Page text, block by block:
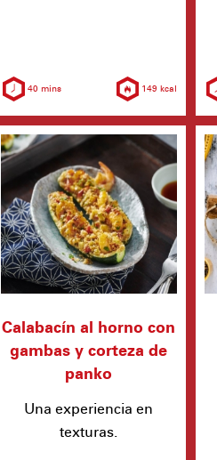
40 mins 149 kcal
Calabacín al horno con
gambas y corteza de
panko
Una experiencia en
texturas.